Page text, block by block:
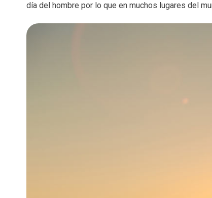
día del hombre por lo que en muchos lugares del